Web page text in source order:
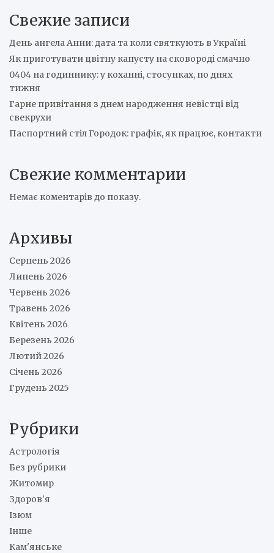
Свежие записи
День ангела Анни: дата та коли святкують в Україні
Як приготувати цвітну капусту на сковороді смачно
0404 на годиннику: у коханні, стосунках, по днях
тижня
Гарне привітання з днем народження невістці від
свекрухи
Паспортний стіл Городок: графік, як працює, контакти
Свежие комментарии
Немає коментарів до показу.
Архивы
Серпень 2026
Липень 2026
Червень 2026
Травень 2026
Квітень 2026
Березень 2026
Лютий 2026
Січень 2026
Грудень 2025
Рубрики
Астрологія
Без рубрики
Житомир
Здоров'я
Ізюм
Інше
Кам'янське